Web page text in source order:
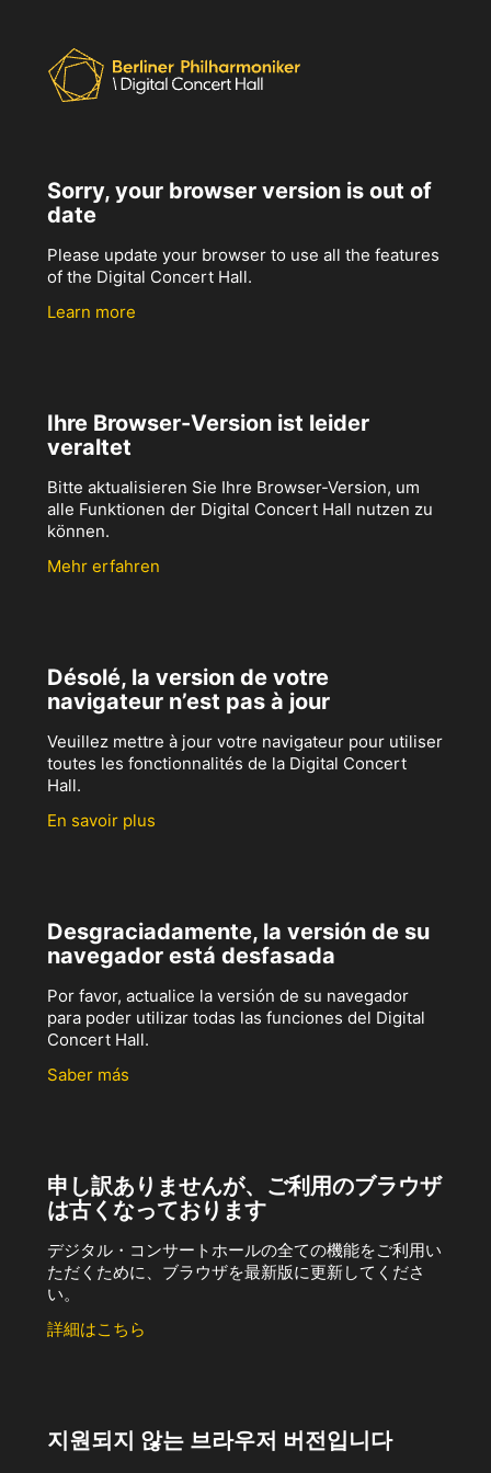
Sorry, your browser version is out of
date
Please update your browser to use all the features
of the Digital Concert Hall.
Learn more
Ihre Browser-Version ist leider
veraltet
Bitte aktualisieren Sie Ihre Browser-Version, um
alle Funktionen der Digital Concert Hall nutzen zu
können.
Mehr erfahren
Désolé, la version de votre
navigateur n’est pas à jour
Veuillez mettre à jour votre navigateur pour utiliser
toutes les fonctionnalités de la Digital Concert
Hall.
En savoir plus
Desgraciadamente, la versión de su
navegador está desfasada
Por favor, actualice la versión de su navegador
para poder utilizar todas las funciones del Digital
Concert Hall.
Saber más
申し訳ありませんが、ご利用のブラウザ
は古くなっております
デジタル・コンサートホールの全ての機能をご利用い
ただくために、ブラウザを最新版に更新してくださ
い。
詳細はこちら
지원되지 않는 브라우저 버전입니다